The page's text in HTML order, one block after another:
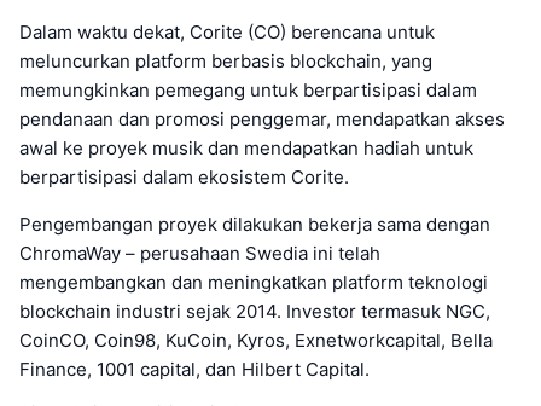
Dalam waktu dekat, Corite (CO) berencana untuk
meluncurkan platform berbasis blockchain, yang
memungkinkan pemegang untuk berpartisipasi dalam
pendanaan dan promosi penggemar, mendapatkan akses
awal ke proyek musik dan mendapatkan hadiah untuk
berpartisipasi dalam ekosistem Corite.
Pengembangan proyek dilakukan bekerja sama dengan
ChromaWay – perusahaan Swedia ini telah
mengembangkan dan meningkatkan platform teknologi
blockchain industri sejak 2014. Investor termasuk NGC,
CoinCO, Coin98, KuCoin, Kyros, Exnetworkcapital, Bella
Finance, 1001 capital, dan Hilbert Capital.